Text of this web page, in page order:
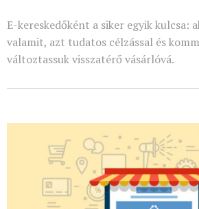
E-kereskedőként a siker egyik kulcsa:
valamit, azt tudatos célzással és
változtassuk visszatérő vásárlóvá.